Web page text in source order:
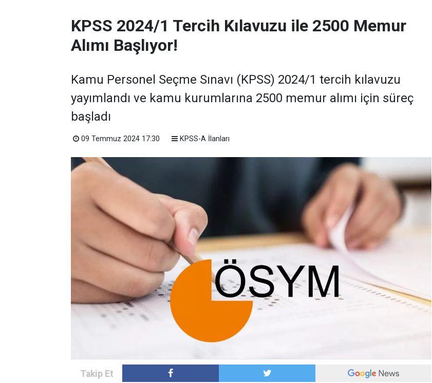
KPSS 2024/1 Tercih Kılavuzu ile 2500 Memur
Alımı Başlıyor!
Kamu Personel Seçme Sınavı (KPSS) 2024/1 tercih kılavuzu
yayımlandı ve kamu kurumlarına 2500 memur alımı için süreç
başladı
09 Temmuz 2024 17:30 KPSS-A İlanları